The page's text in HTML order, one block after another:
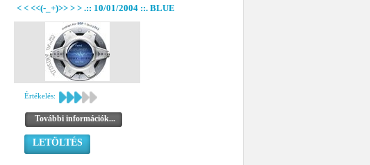
< < <<(-_+)>> > > .:: 10/01/2004 ::. BLUE
Értékelés:
További információk...
LETÖLTÉS